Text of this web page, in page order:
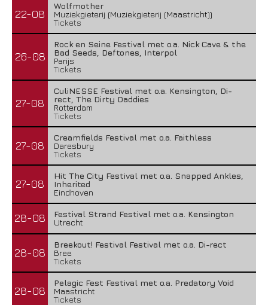
22-08
Wolfmother
Muziekgieterij (Muziekgieterij (Maastricht))
Tickets
26-08
Rock en Seine Festival met o.a. Nick Cave & the
Bad Seeds, Deftones, Interpol
Parijs
Tickets
27-08
CuliNESSE Festival met o.a. Kensington, Di-
rect, The Dirty Daddies
Rotterdam
Tickets
27-08
Creamfields Festival met o.a. Faithless
Daresbury
Tickets
27-08
Hit The City Festival met o.a. Snapped Ankles,
Inherited
Eindhoven
28-08
Festival Strand Festival met o.a. Kensington
Utrecht
28-08
Breekout! Festival Festival met o.a. Di-rect
Bree
Tickets
28-08
Pelagic Fest Festival met o.a. Predatory Void
Maastricht
Tickets